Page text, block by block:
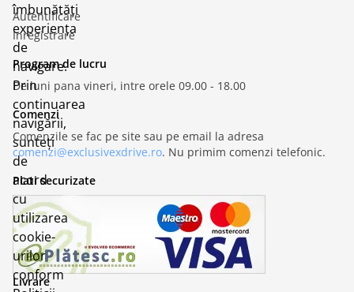
Autentificare
Inregistrare
Program de lucru
De luni pana vineri, intre orele 09.00 - 18.00
Comenzi
Comenzile se fac pe site sau pe email la adresa
comenzi@exclusivexdrive.ro. Nu primim comenzi telefonic.
Plati securizate
Livrare
îmbunătăți
experiența
de
navigare.
Prin
continuarea
navigării,
sunteți
de
acord
cu
utilizarea
cookie-
urilor
conform